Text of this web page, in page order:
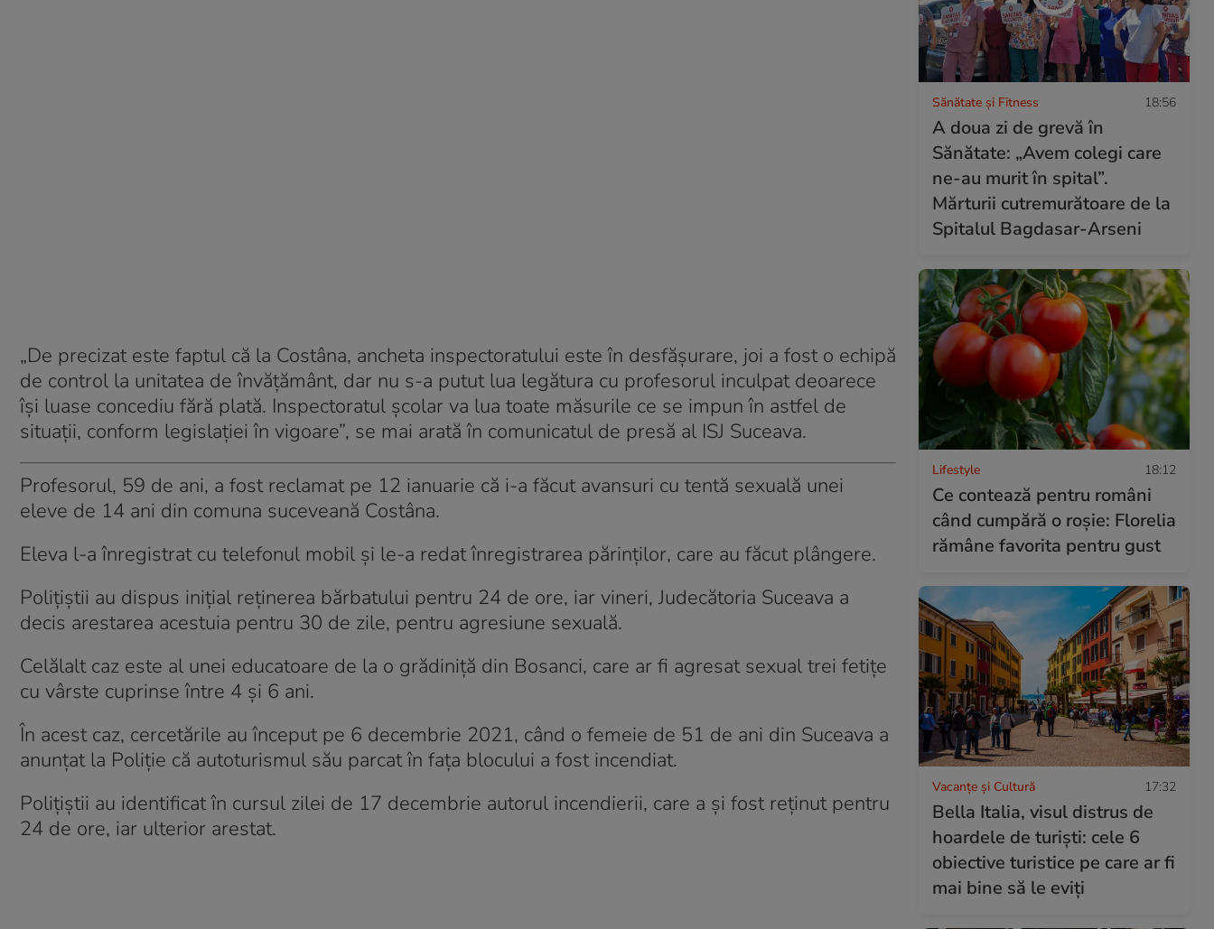
„De precizat este faptul că la Costâna, ancheta inspectoratului este în desfășurare, joi a fost o echipă
de control la unitatea de învățământ, dar nu s-a putut lua legătura cu profesorul inculpat deoarece
își luase concediu fără plată. Inspectoratul școlar va lua toate măsurile ce se impun în astfel de
situații, conform legislației în vigoare”, se mai arată în comunicatul de presă al ISJ Suceava.
Profesorul, 59 de ani, a fost reclamat pe 12 ianuarie că i-a făcut avansuri cu tentă sexuală unei
eleve de 14 ani din comuna suceveană Costâna.
Eleva l-a înregistrat cu telefonul mobil și le-a redat înregistrarea părinților, care au făcut plângere.
Polițiștii au dispus inițial reținerea bărbatului pentru 24 de ore, iar vineri, Judecătoria Suceava a
decis arestarea acestuia pentru 30 de zile, pentru agresiune sexuală.
Celălalt caz este al unei educatoare de la o grădiniță din Bosanci, care ar fi agresat sexual trei fetițe
cu vârste cuprinse între 4 și 6 ani.
În acest caz, cercetările au început pe 6 decembrie 2021, când o femeie de 51 de ani din Suceava a
anunțat la Poliție că autoturismul său parcat în fața blocului a fost incendiat.
Polițiștii au identificat în cursul zilei de 17 decembrie autorul incendierii, care a și fost reținut pentru
24 de ore, iar ulterior arestat.
Sănătate și Fitness 18:56
A doua zi de grevă în
Sănătate: „Avem colegi care
ne-au murit în spital”.
Mărturii cutremurătoare de la
Spitalul Bagdasar-Arseni
Lifestyle 18:12
Ce contează pentru români
când cumpără o roșie: Florelia
rămâne favorita pentru gust
Vacanțe și Cultură 17:32
Bella Italia, visul distrus de
hoardele de turiști: cele 6
obiective turistice pe care ar fi
mai bine să le eviți